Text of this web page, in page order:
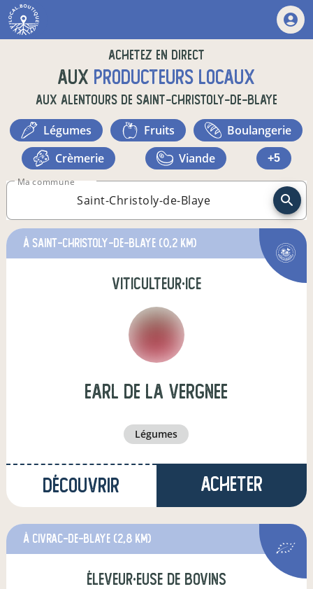
Achetez en direct
auxproducteurs locaux
aux alentours de Saint-Christoly-de-Blaye
légumes fruits
boulangerie
crèmerie
viande +5
Ma commune
à Saint-Christoly-de-Blaye (0,2 km)
viticulteur·ice
earl de la vergnee
légumes
Découvrir Acheter
à Civrac-de-Blaye (2,8 km)
éleveur·euse de bovins